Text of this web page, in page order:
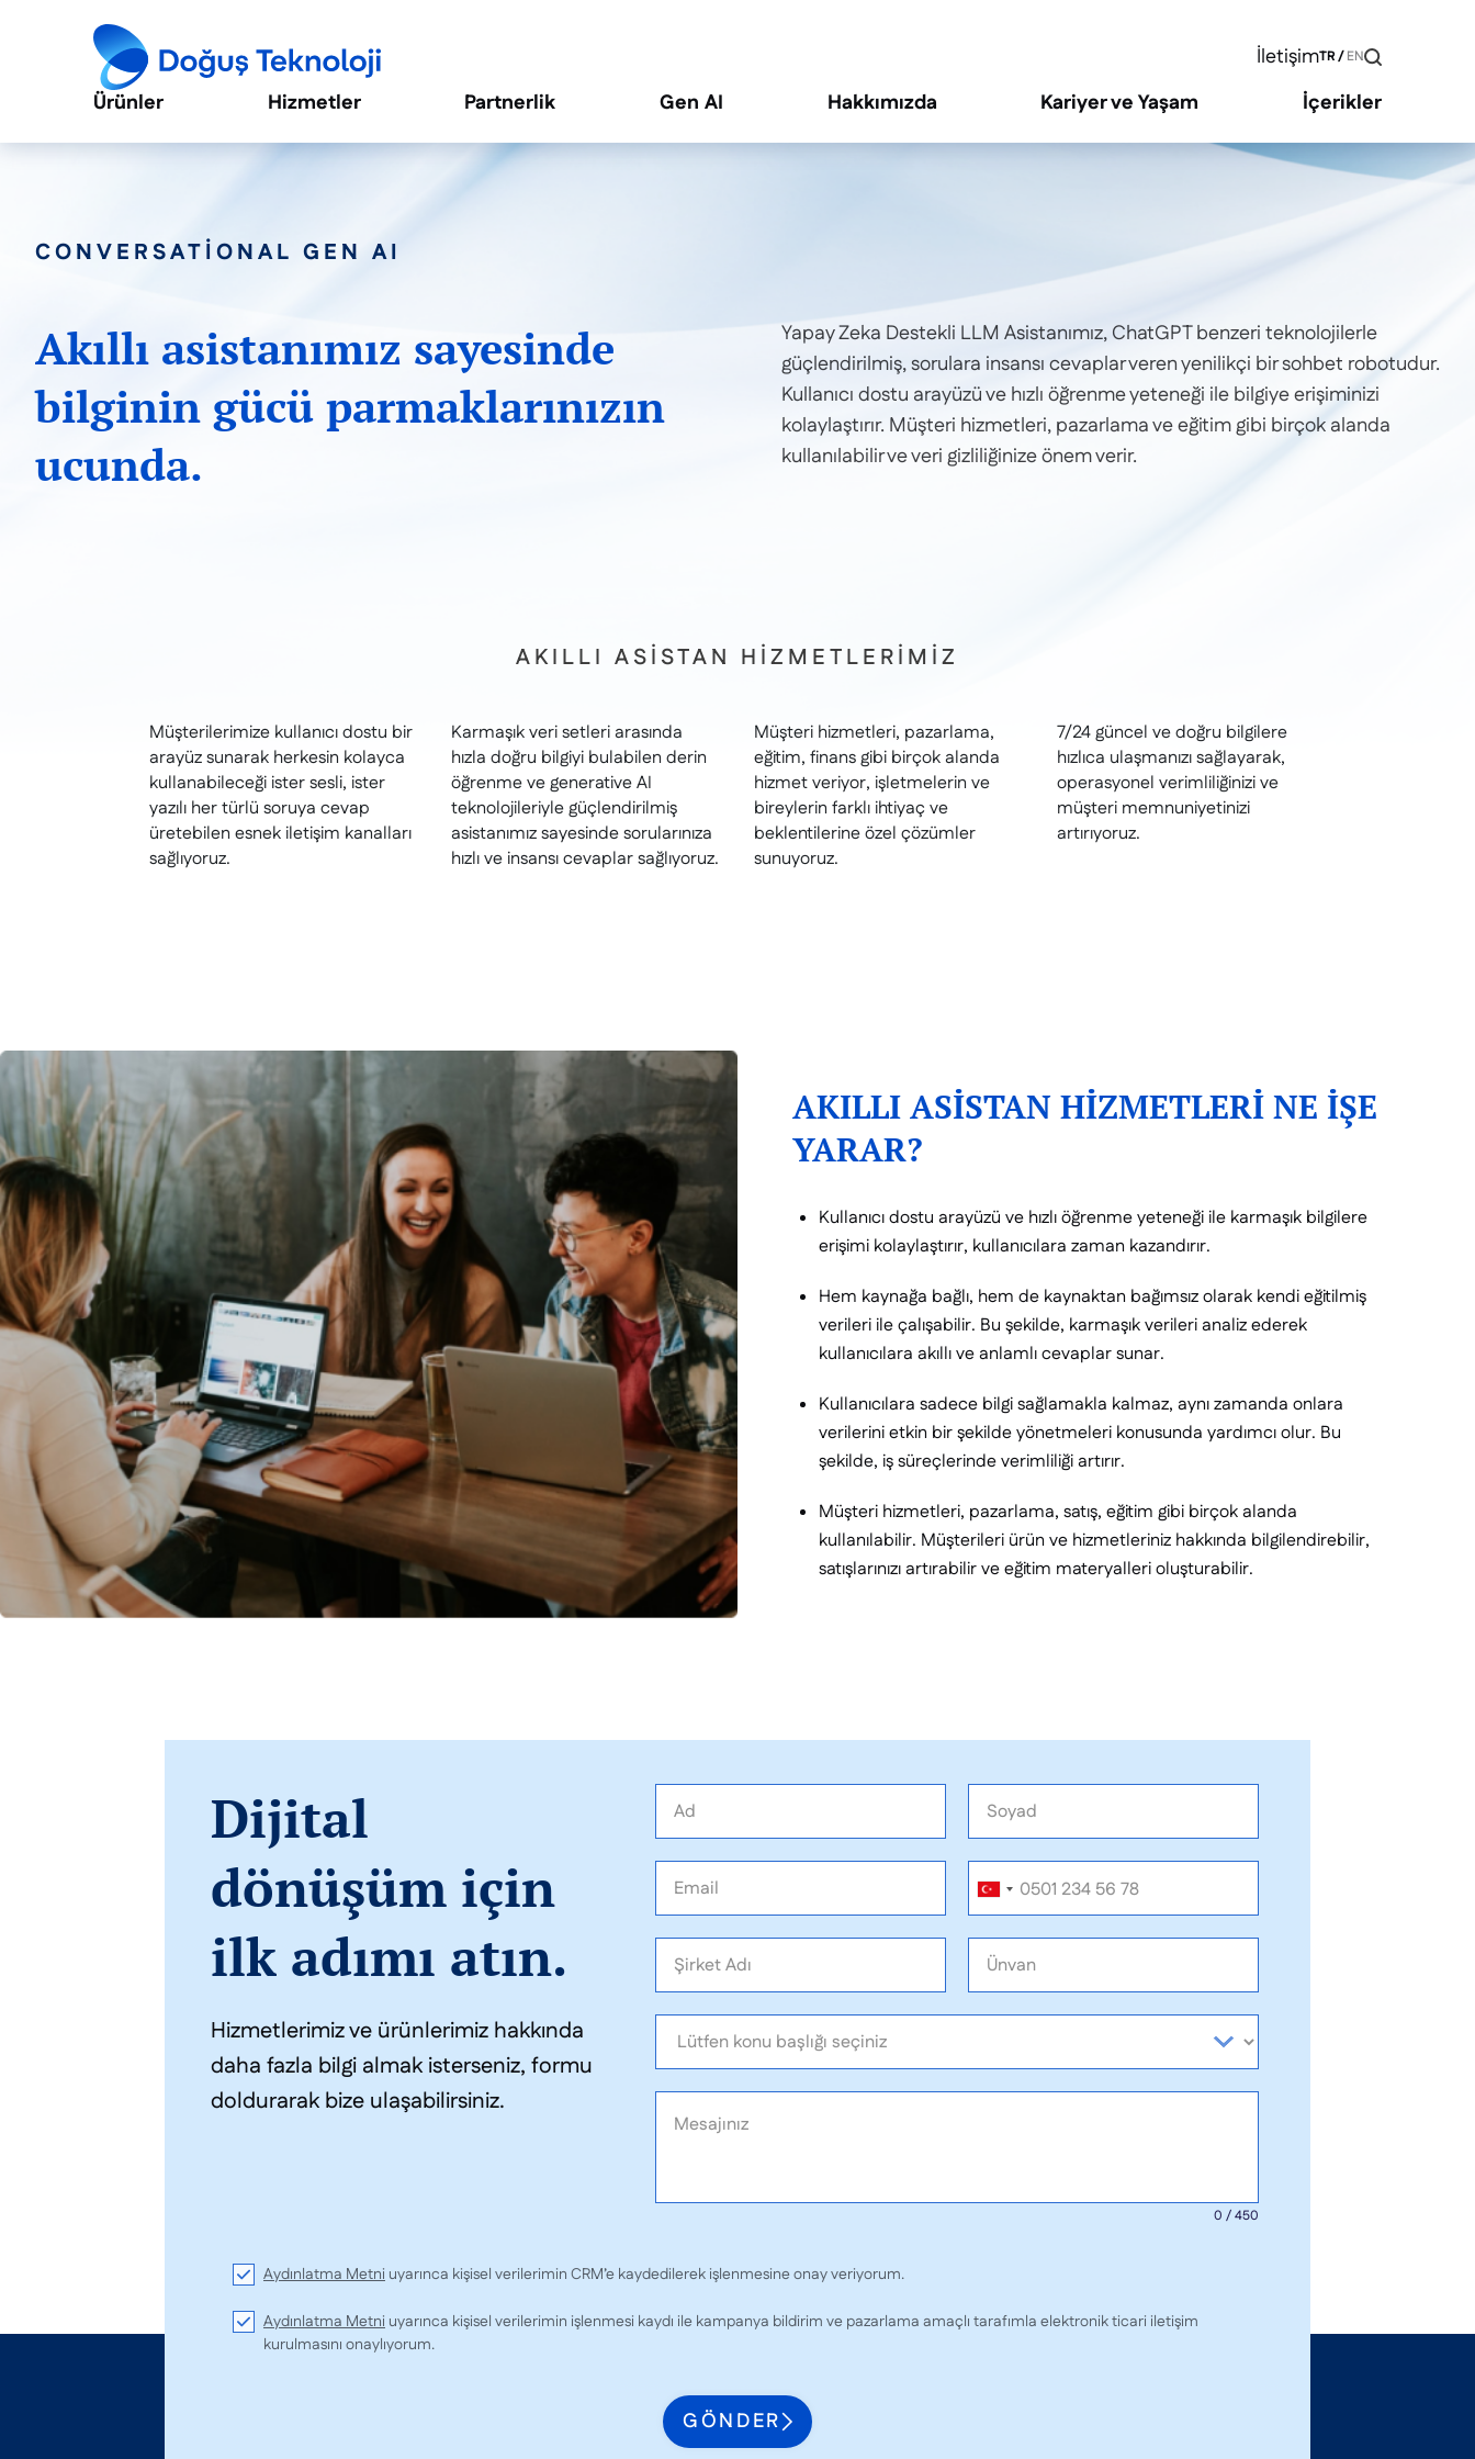
İletişimTR/EN
Ürünler Hizmetler Partnerlik Gen AI Hakkımızda Kariyer ve Yaşam İçerikler
CONVERSATIONAL GEN AI
Akıllı asistanımız sayesinde
bilginin gücü parmaklarınızın
ucunda.
Yapay Zeka Destekli LLM Asistanımız, ChatGPT benzeri teknolojilerle
güçlendirilmiş, sorulara insansı cevaplar veren yenilikçi bir sohbet robotudur.
Kullanıcı dostu arayüzü ve hızlı öğrenme yeteneği ile bilgiye erişiminizi
kolaylaştırır. Müşteri hizmetleri, pazarlama ve eğitim gibi birçok alanda
kullanılabilir ve veri gizliliğinize önem verir.
AKILLI ASİSTAN HİZMETLERİMİZ
Müşterilerimize kullanıcı dostu bir
arayüz sunarak herkesin kolayca
kullanabileceği ister sesli, ister
yazılı her türlü soruya cevap
üretebilen esnek iletişim kanalları
sağlıyoruz.
Karmaşık veri setleri arasında
hızla doğru bilgiyi bulabilen derin
öğrenme ve generative AI
teknolojileriyle güçlendirilmiş
asistanımız sayesinde sorularınıza
hızlı ve insansı cevaplar sağlıyoruz.
Müşteri hizmetleri, pazarlama,
eğitim, finans gibi birçok alanda
hizmet veriyor, işletmelerin ve
bireylerin farklı ihtiyaç ve
beklentilerine özel çözümler
sunuyoruz.
7/24 güncel ve doğru bilgilere
hızlıca ulaşmanızı sağlayarak,
operasyonel verimliliğinizi ve
müşteri memnuniyetinizi
artırıyoruz.
AKILLI ASİSTAN HİZMETLERİ NE İŞE
YARAR?
Kullanıcı dostu arayüzü ve hızlı öğrenme yeteneği ile karmaşık bilgilere
erişimi kolaylaştırır, kullanıcılara zaman kazandırır.
Hem kaynağa bağlı, hem de kaynaktan bağımsız olarak kendi eğitilmiş
verileri ile çalışabilir. Bu şekilde, karmaşık verileri analiz ederek
kullanıcılara akıllı ve anlamlı cevaplar sunar.
Kullanıcılara sadece bilgi sağlamakla kalmaz, aynı zamanda onlara
verilerini etkin bir şekilde yönetmeleri konusunda yardımcı olur. Bu
şekilde, iş süreçlerinde verimliliği artırır.
Müşteri hizmetleri, pazarlama, satış, eğitim gibi birçok alanda
kullanılabilir. Müşterileri ürün ve hizmetleriniz hakkında bilgilendirebilir,
satışlarınızı artırabilir ve eğitim materyalleri oluşturabilir.
Dijital
dönüşüm için
ilk adımı atın.
Hizmetlerimiz ve ürünlerimiz hakkında
daha fazla bilgi almak isterseniz, formu
doldurarak bize ulaşabilirsiniz.
0 / 450
Aydınlatma Metni uyarınca kişisel verilerimin CRM’e kaydedilerek işlenmesine onay veriyorum.
Aydınlatma Metni uyarınca kişisel verilerimin işlenmesi kaydı ile kampanya bildirim ve pazarlama amaçlı tarafımla elektronik ticari iletişim
kurulmasını onaylıyorum.
GÖNDER